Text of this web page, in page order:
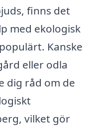
finns det
med ekologisk
Kanske
eller odla
dig råd om de
vilket gör